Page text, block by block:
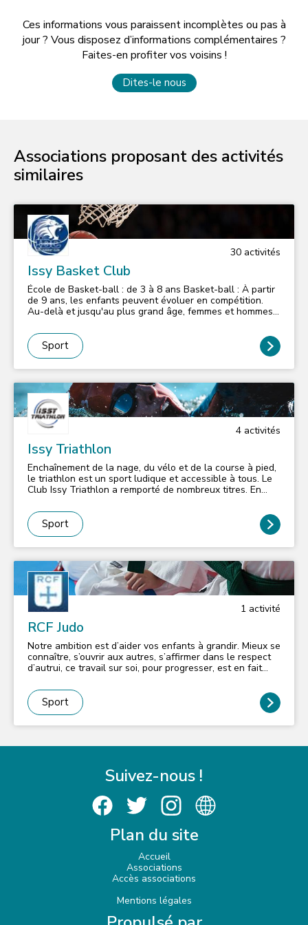
Ces informations vous paraissent incomplètes ou pas à
jour ? Vous disposez d’informations complémentaires ?
Faites-en profiter vos voisins !
Dites-le nous
Associations proposant des activités
similaires
30 activités
Issy Basket Club
École de Basket-ball : de 3 à 8 ans Basket-ball : À partir
de 9 ans, les enfants peuvent évoluer en compétition.
Au-delà et jusqu'au plus grand âge, femmes et hommes
par son équipe pédagogique, nos deux commissions
(sportives et Mini Basket), et ses bénévoles. Pratique sur
les gymnases Jules Guesde, Le Palais des Sports et H
Matisse en centre-ville.
Sport
4 activités
Issy Triathlon
Enchaînement de la nage, du vélo et de la course à pied,
le triathlon est un sport ludique et accessible à tous. Le
Club Issy Triathlon a remporté de nombreux titres. En
adhérents, du débutant au triathlète confirmé. Avec près
de 200 jeunes, l'école de triathlon est la plus importante
de France. Le club propose des entraînements
spécifiques longue distance pour les sportifs confirmés.
féminine et une masculine), permettant de pratiquer
différentes activités à un rythme adapté.
Sport
1 activité
RCF Judo
Notre ambition est d’aider vos enfants à grandir. Mieux se
connaître, s’ouvrir aux autres, s’affirmer dans le respect
d’autrui, ce travail sur soi, pour progresser, est en fait
jeune âge (4 ans) pour peu que la pédagogie utilisée soit
adaptée. La pratique et les valeurs fondamentales du
Judo apprennent aux enfants plein de vie à canaliser leur
énergie et aux timides à s’ouvrir aux autres. Méthode
perfectionner physiquement, mentalement et
activité «socialisante», car elle se pratique
obligatoirement à deux et qu’un groupe se crée autour
Waldemar LEGIEN Champion Olympique à Seoul et
Barcelone. Il enseigne le judo depuis 7 ans aux enfants
Sport
Suivez-nous !
Plan du site
Accueil
Associations
Accès associations
Mentions légales